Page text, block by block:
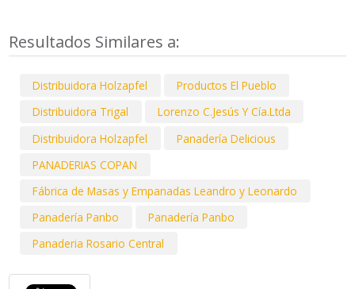
Resultados Similares a:
Distribuidora Holzapfel
Productos El Pueblo
Distribuidora Trigal
Lorenzo C.Jesús Y Cía.Ltda
Distribuidora Holzapfel
Panadería Delicious
PANADERIAS COPAN
Fábrica de Masas y Empanadas Leandro y Leonardo
Panadería Panbo
Panadería Panbo
Panaderia Rosario Central